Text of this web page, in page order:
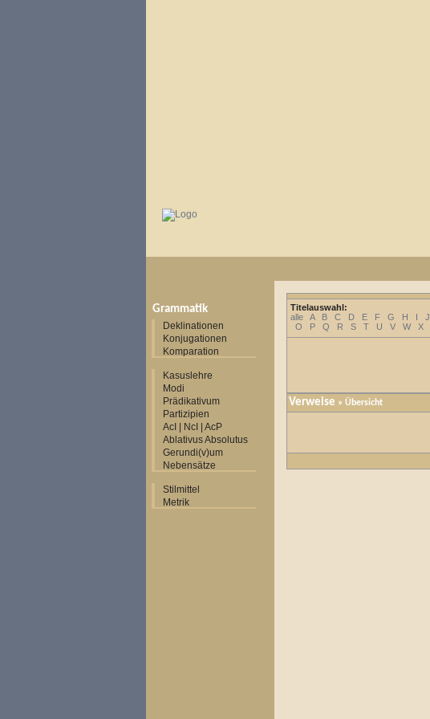
Grammatik
Deklinationen
Konjugationen
Komparation
Kasuslehre
Modi
Prädikativum
Partizipien
AcI | NcI | AcP
Ablativus Absolutus
Gerundi(v)um
Nebensätze
Stilmittel
Metrik
Titelauswahl:
alle
A B C D E F G H I J
O
P Q R S T U V W X
Verweise » Übersicht